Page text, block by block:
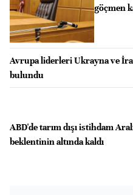
göçmen
Avrupa liderleri Ukrayna ve
bulundu
ABD'de tarım dışı istihdam
beklentinin altında kaldı